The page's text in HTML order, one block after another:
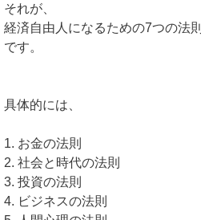
それが、
経済自由人になるための7つの法則
です。
具体的には、
1. お金の法則
2. 社会と時代の法則
3. 投資の法則
4. ビジネスの法則